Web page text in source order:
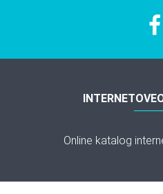
Online katalog